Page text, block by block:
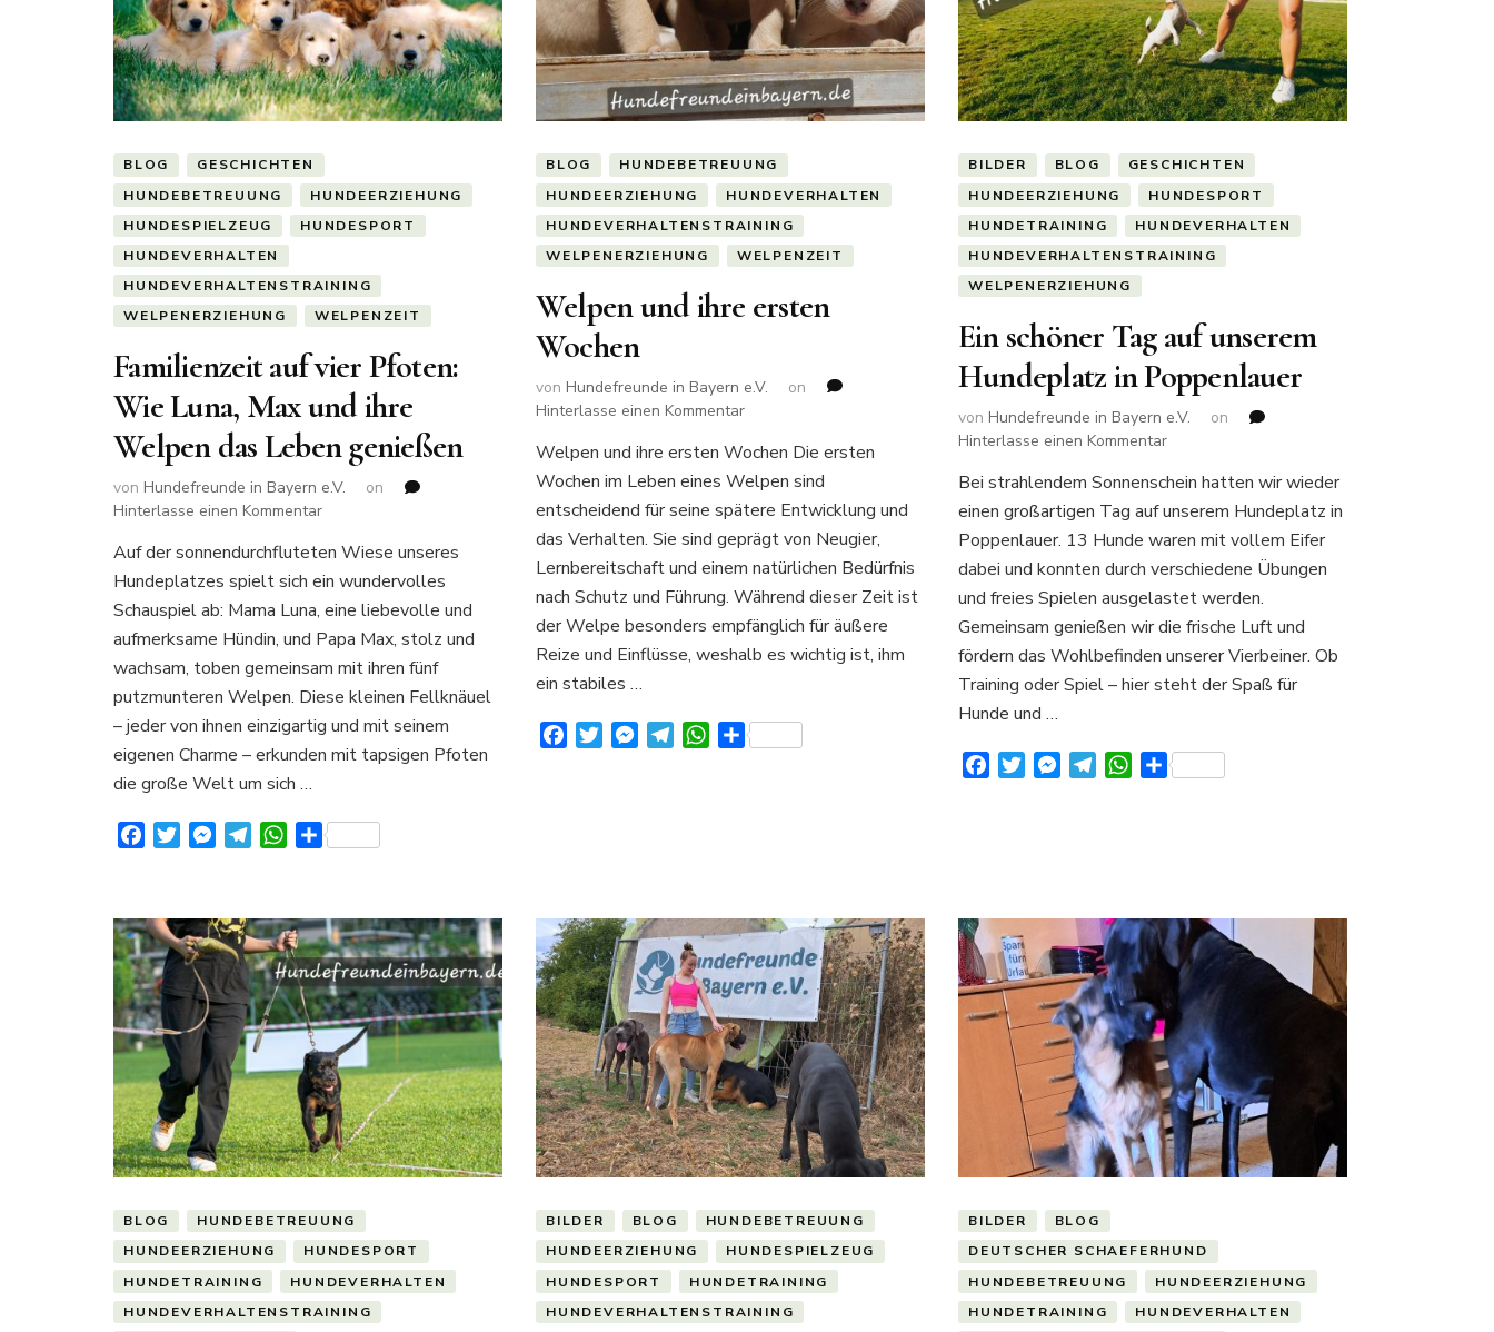
BLOG
GESCHICHTEN
HUNDEBETREUUNG
HUNDEERZIEHUNG
HUNDESPIELZEUG
HUNDESPORT
HUNDEVERHALTEN
HUNDEVERHALTENSTRAINING
WELPENERZIEHUNG
WELPENZEIT
Familienzeit auf vier Pfoten:
Wie Luna, Max und ihre
Welpen das Leben genießen
von Hundefreunde in Bayern e.V.
on
Hinterlasse einen Kommentarzu
auf
vier
Pfoten:
Luna,
Max
und
ihre
Welpen
das
Auf der sonnendurchfluteten Wiese unseres
Hundeplatzes spielt sich ein wundervolles
Schauspiel ab: Mama Luna, eine liebevolle und
aufmerksame Hündin, und Papa Max, stolz und
wachsam, toben gemeinsam mit ihren fünf
putzmunteren Welpen. Diese kleinen Fellknäuel
– jeder von ihnen einzigartig und mit seinem
eigenen Charme – erkunden mit tapsigen Pfoten
die große Welt um sich …
FacebookTwitterMessenger
TelegramWhatsApp
Teilen
BLOG
HUNDEBETREUUNG
HUNDEERZIEHUNG
HUNDEVERHALTEN
HUNDEVERHALTENSTRAINING
WELPENERZIEHUNG
WELPENZEIT
Welpen und ihre ersten
Wochen
von Hundefreunde in Bayern e.V.
on
Hinterlasse einen Kommentarzu
und
ihre
ersten
Welpen und ihre ersten Wochen Die ersten
Wochen im Leben eines Welpen sind
entscheidend für seine spätere Entwicklung und
das Verhalten. Sie sind geprägt von Neugier,
Lernbereitschaft und einem natürlichen Bedürfnis
nach Schutz und Führung. Während dieser Zeit ist
der Welpe besonders empfänglich für äußere
Reize und Einflüsse, weshalb es wichtig ist, ihm
ein stabiles …
FacebookTwitterMessenger
TelegramWhatsApp
Teilen
BILDER BLOG
GESCHICHTEN
HUNDEERZIEHUNG
HUNDESPORT
HUNDETRAINING
HUNDEVERHALTEN
HUNDEVERHALTENSTRAINING
WELPENERZIEHUNG
Ein schöner Tag auf unserem
Hundeplatz in Poppenlauer
von Hundefreunde in Bayern e.V.
on
Hinterlasse einen Kommentarzu
schöner
Tag
auf
Hundeplatz
in
Poppenlauer
Bei strahlendem Sonnenschein hatten wir wieder
einen großartigen Tag auf unserem Hundeplatz in
Poppenlauer. 13 Hunde waren mit vollem Eifer
dabei und konnten durch verschiedene Übungen
und freies Spielen ausgelastet werden.
Gemeinsam genießen wir die frische Luft und
fördern das Wohlbefinden unserer Vierbeiner. Ob
Training oder Spiel – hier steht der Spaß für
Hunde und …
FacebookTwitterMessenger
TelegramWhatsApp
Teilen
BLOG
HUNDEBETREUUNG
HUNDEERZIEHUNG
HUNDESPORT
HUNDETRAINING
HUNDEVERHALTEN
HUNDEVERHALTENSTRAINING
BILDER BLOG
HUNDEBETREUUNG
HUNDEERZIEHUNG
HUNDESPIELZEUG
HUNDESPORT
HUNDETRAINING
HUNDEVERHALTENSTRAINING
BILDER
BLOG
DEUTSCHER SCHAEFERHUND
HUNDEBETREUUNG
HUNDEERZIEHUNG
HUNDETRAINING
HUNDEVERHALTEN